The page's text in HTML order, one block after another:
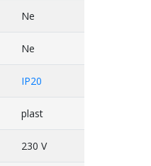
Ne
Ne
IP20
plast
230 V